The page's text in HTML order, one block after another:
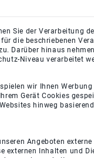
Sie der Verarbeitung
die beschriebenen
Darüber hinaus
Niveau verarbeitet
wir Ihnen
Gerät Cookies
hinweg
Angeboten
externen Inhalten und